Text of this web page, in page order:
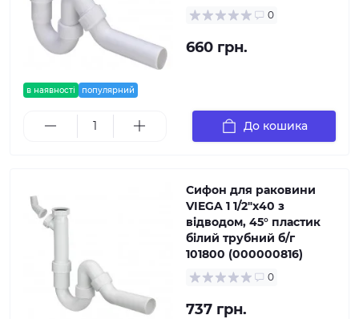
в наявності популярний
0
660 грн.
До кошика
Сифон для раковини
VIEGA 1 1/2″х40 з
відводом, 45° пластик
білий трубний б/г
101800 (000000816)
0
737 грн.